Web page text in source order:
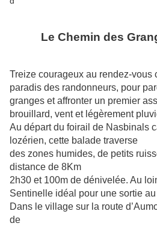
Le Chemin des
Treize courageux au rendez-vous
paradis des randonneurs, pour
granges et affronter un premier
brouillard, vent et légèrement
Au départ du foirail de Nasbinals
lozérien, cette balade traverse
des zones humides, de petits
distance de 8Km
2h30 et 100m de dénivelée. Au
Sentinelle idéal pour une sortie
Dans le village sur la route
de